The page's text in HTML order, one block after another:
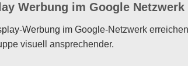
Werbung im Google Netzwerk
Werbung im Google-Netzwerk
visuell ansprechender.